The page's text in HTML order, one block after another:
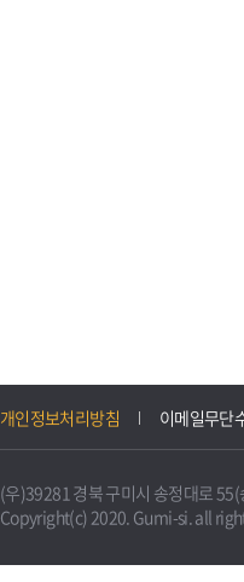
개인정보처리방침 이메일무단
(우)39281 경북 구미시 송정대로
Copyright(c) 2020. Gumi-si. all